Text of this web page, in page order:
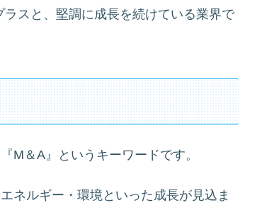
スと、堅調に成長を続けている業界で
M＆A』というキーワードです。
ネルギー・環境といった成長が見込ま